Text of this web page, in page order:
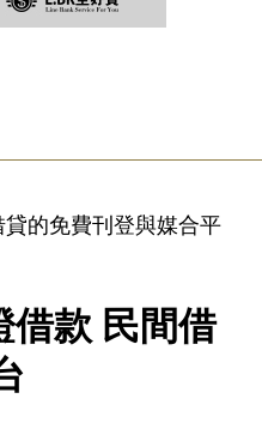
的免費刊登與媒合平
借款 民間借